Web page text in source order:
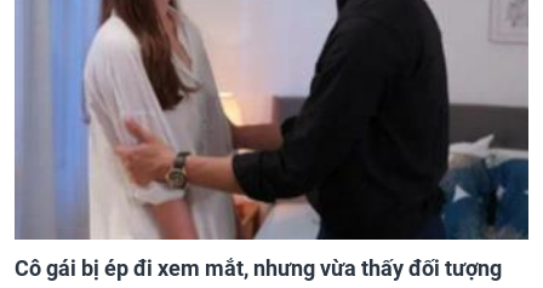
Cô gái bị ép đi xem mắt, nhưng vừa thấy đối tượng